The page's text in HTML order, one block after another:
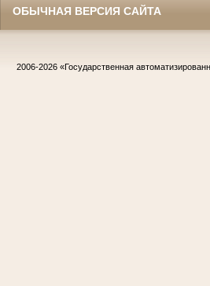
ОБЫЧНАЯ ВЕРСИЯ САЙТА
2006-2026 «Государственная